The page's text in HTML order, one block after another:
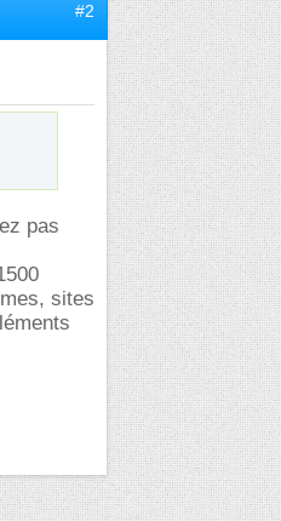
#2
pas
sites